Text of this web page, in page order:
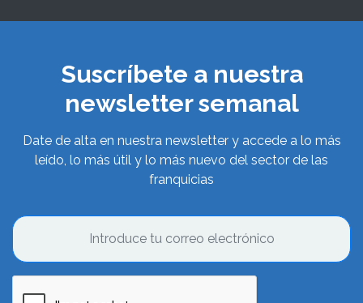
Suscríbete a nuestra
newsletter semanal
Date de alta en nuestra newsletter y accede a lo más
leído, lo más útil y lo más nuevo del sector de las
franquicias